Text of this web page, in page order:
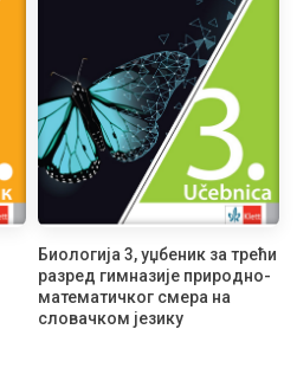
Биологија 3, уџбеник за трећи
разред гимназије природно-
математичког смера на
словачком језику